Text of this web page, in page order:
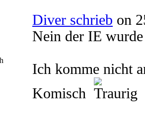
Diver schrieb on
Nein der IE
Ich komme nicht
Komisch